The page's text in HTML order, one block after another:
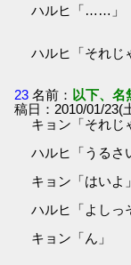
ハルヒ「……」
ハルヒ「それじ
23 名前： 以下、
稿日：2010/01/23(
キョン「それじ
ハルヒ「うるさ
キョン「はいよ」
ハルヒ「よしっ
キョン「ん」